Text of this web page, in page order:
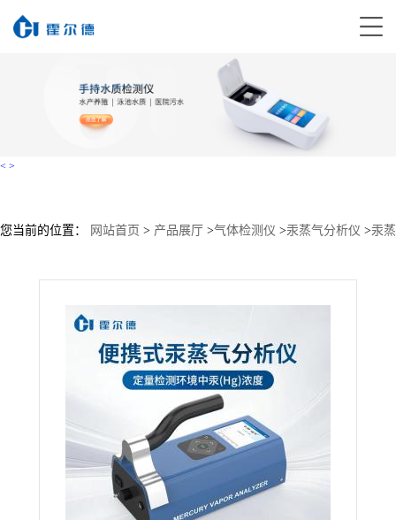
< >
您当前的位置： 网站首页 > 产品展厅 >气体检测仪 >汞蒸气分析仪 >汞蒸